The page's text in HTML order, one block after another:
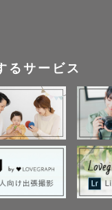
るサービス